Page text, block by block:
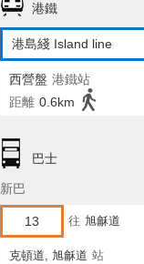
港鐵
港島綫 Island line
西營盤 港鐵站
距離 0.6km
巴士
新巴
13 往 旭龢道
克頓道, 旭龢道 站